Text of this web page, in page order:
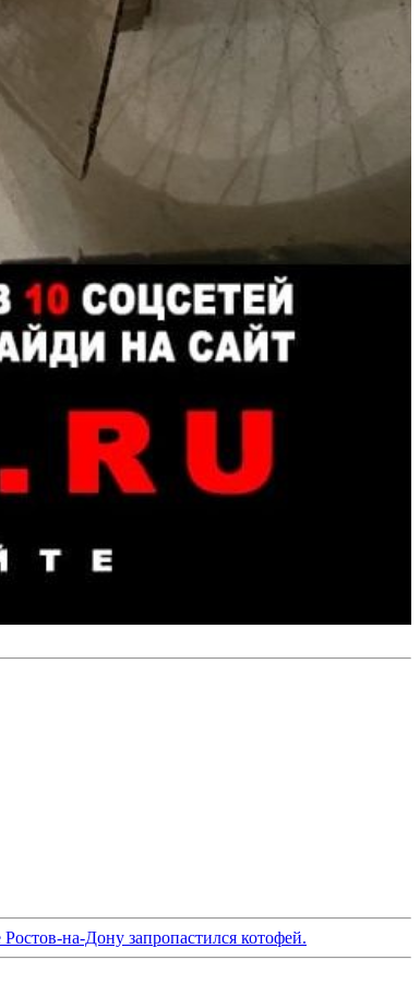
на-Дону запропастился котофей.